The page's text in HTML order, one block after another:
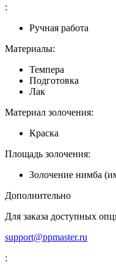
:
Ручная работа
Материалы:
Темпера
Подготовка
Лак
Материал золочения:
Краска
Площадь золочения:
Золочение нимба
Дополнительно
Для заказа доступных
support@ppmaster.ru
: